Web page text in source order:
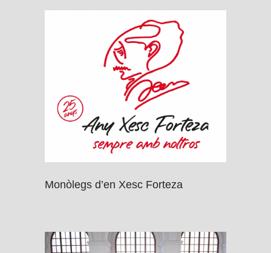
Monòlegs d’en Xesc Forteza